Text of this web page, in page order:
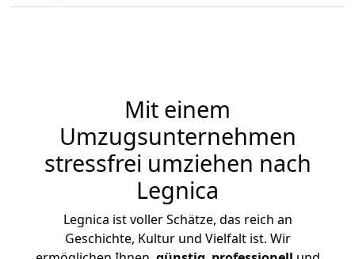
Mit einem
Umzugsunternehmen
stressfrei umziehen nach
Legnica
Legnica ist voller Schätze, das reich an
Geschichte, Kultur und Vielfalt ist. Wir